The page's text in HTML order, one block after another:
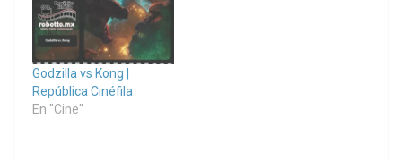
Godzilla vs Kong |
República Cinéfila
En "Cine"